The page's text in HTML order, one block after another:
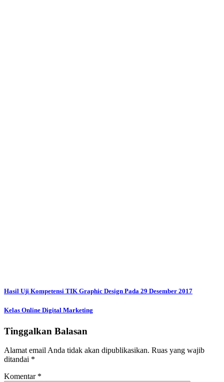
Navigasi
pos
Hasil Uji Kompetensi TIK Graphic Design Pada 29 Desember 2017
Kelas Online Digital Marketing
Tinggalkan Balasan
Alamat email Anda tidak akan dipublikasikan. Ruas yang wajib
ditandai *
Komentar *